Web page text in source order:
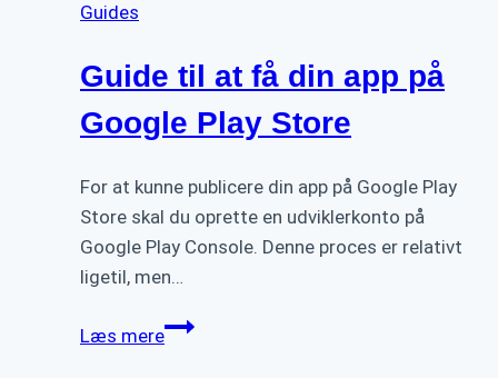
Guides
Guide til at få din app på
Google Play Store
For at kunne publicere din app på Google Play
Store skal du oprette en udviklerkonto på
Google Play Console. Denne proces er relativt
ligetil, men…
Læs mereGuide